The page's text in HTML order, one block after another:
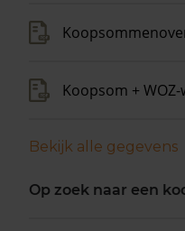
Koopsom +
Bekijk alle gegevens
Op zoek naar een